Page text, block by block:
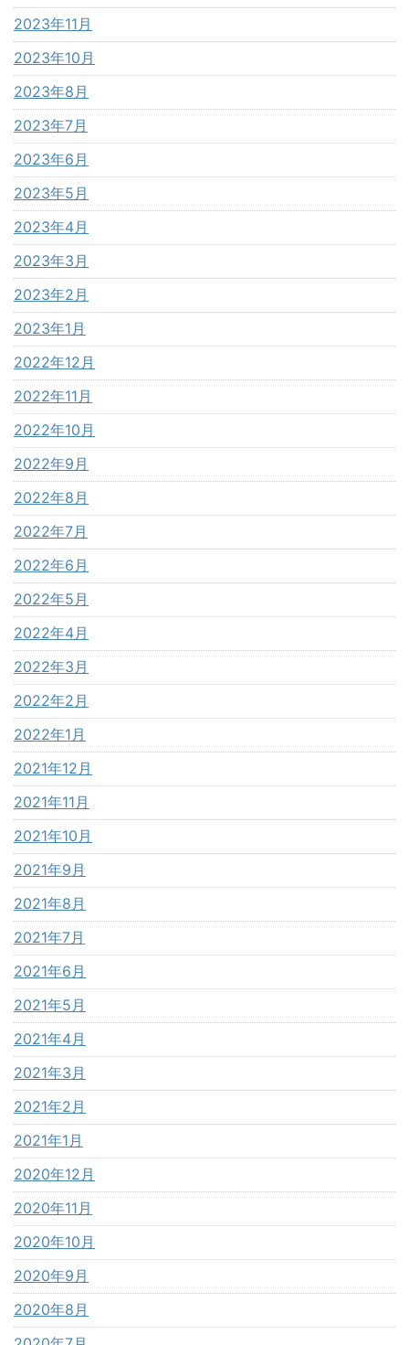
2023年11月
2023年10月
2023年8月
2023年7月
2023年6月
2023年5月
2023年4月
2023年3月
2023年2月
2023年1月
2022年12月
2022年11月
2022年10月
2022年9月
2022年8月
2022年7月
2022年6月
2022年5月
2022年4月
2022年3月
2022年2月
2022年1月
2021年12月
2021年11月
2021年10月
2021年9月
2021年8月
2021年7月
2021年6月
2021年5月
2021年4月
2021年3月
2021年2月
2021年1月
2020年12月
2020年11月
2020年10月
2020年9月
2020年8月